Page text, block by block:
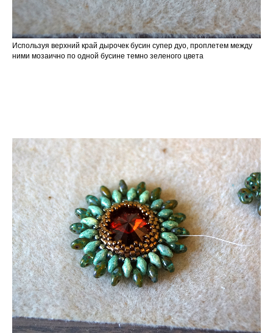
Используя верхний край дырочек бусин супер дуо, проплетем между
ними мозаично по одной бусине темно зеленого цвета